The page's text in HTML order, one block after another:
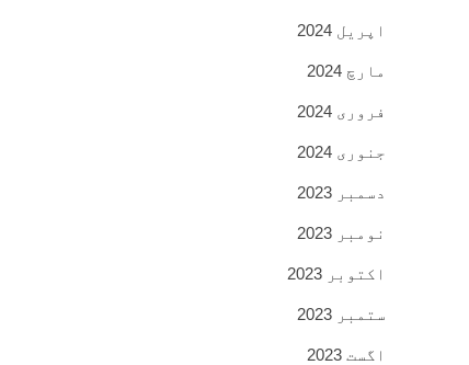
اپریل 2024
مارچ 2024
فروری 2024
جنوری 2024
دسمبر 2023
نومبر 2023
اکتوبر 2023
ستمبر 2023
اگست 2023